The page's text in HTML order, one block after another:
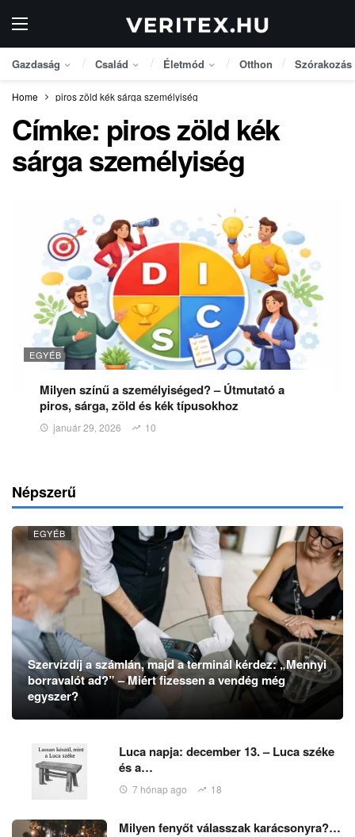
Gazdaság Család Életmód Otthon Szórakozás
Home piros zöld kék sárga személyiség
Címke: piros zöld kék
sárga személyiség
EGYÉB
Milyen színű a személyiséged? – Útmutató a
piros, sárga, zöld és kék típusokhoz
január 29, 2026 10
Népszerű
EGYÉB
Szervízdíj a számlán, majd a terminál kérdez: „Mennyi
borravalót ad?” – Miért fizessen a vendég még
egyszer?
Luca napja: december 13. – Luca széke
és a…
7 hónap ago 18
Milyen fenyőt válasszak karácsonyra?…